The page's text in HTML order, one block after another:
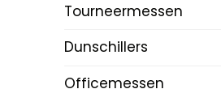
Tourneermessen
Dunschillers
Officemessen